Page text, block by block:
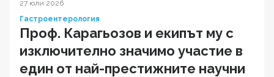
27 юли 2026
Гастроентерология
Проф. Карагьозов и екипът му с
изключително значимо участие в
един от най-престижните научни